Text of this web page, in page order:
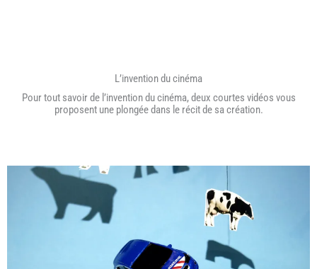
L’invention du cinéma
Pour tout savoir de l’invention du cinéma, deux courtes vidéos vous
proposent une plongée dans le récit de sa création.